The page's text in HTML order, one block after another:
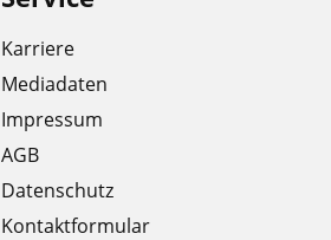
Karriere
Mediadaten
Impressum
AGB
Datenschutz
Kontaktformular